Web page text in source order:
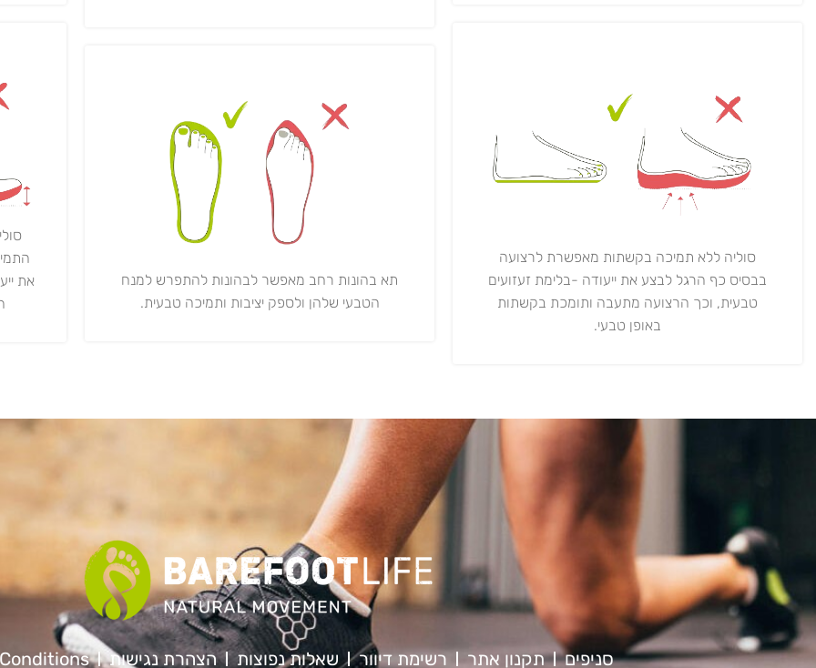
סוליה ללא תמיכה בקשתות מאפשרת לרצועה
בבסיס כף הרגל לבצע את ייעודה -בלימת זעזועים
טבעית, וכך הרצועה מתעבה ותומכת בקשתות
באופן טבעי.
תא בהונות רחב מאפשר לבהונות להתפרש למנח
הטבעי שלהן ולספק יציבות ותמיכה טבעית.
את
סניפים תקנון אתר רשימת דיוור שאלות נפוצות הצהרת נגישות